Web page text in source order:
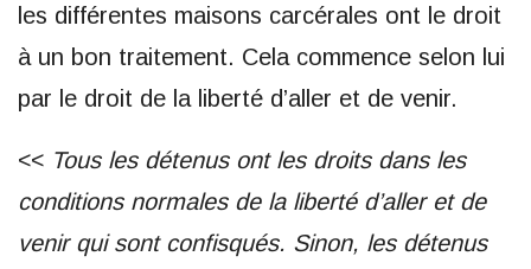
les différentes maisons carcérales ont le droit
à un bon traitement. Cela commence selon lui
par le droit de la liberté d’aller et de venir.
<< Tous les détenus ont les droits dans les
conditions normales de la liberté d’aller et de
venir qui sont confisqués. Sinon, les détenus